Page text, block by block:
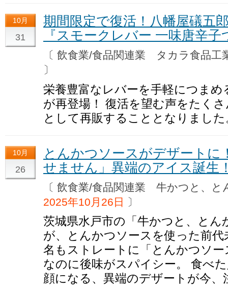
10月
31
期間限定で復活！八幡屋礒五
『スモークレバー 一味唐辛
〔 飲食業/食品関連業 タカラ食品
〕
栄養豊富なレバーを手軽につま
が再登場！ 復活を望む声をたく
として再販することとなりました
10月
26
とんかつソースがデザートに
せません」異端のアイス誕生
〔 飲食業/食品関連業 牛かつと、
2025年10月26日
〕
茨城県水戸市の「牛かつと、と
が、とんかつソースを使った前
名もストレートに「とんかつソ
なのに後味がスパイシー。 食べ
顔になる、異端のデザートが今